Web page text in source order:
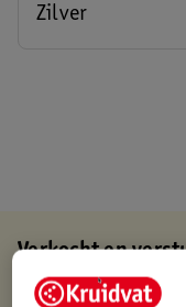
Zilver
Verkocht en
Binnen 1 werkdag